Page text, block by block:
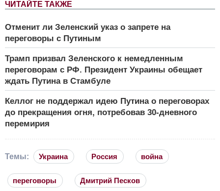
ЧИТАЙТЕ ТАКЖЕ
Отменит ли Зеленский указ о запрете на
переговоры с Путиным
Трамп призвал Зеленского к немедленным
переговорам с РФ. Президент Украины обещает
ждать Путина в Стамбуле
Келлог не поддержал идею Путина о переговорах
до прекращения огня, потребовав 30-дневного
перемирия
Темы: Украина Россия война
переговоры Дмитрий Песков